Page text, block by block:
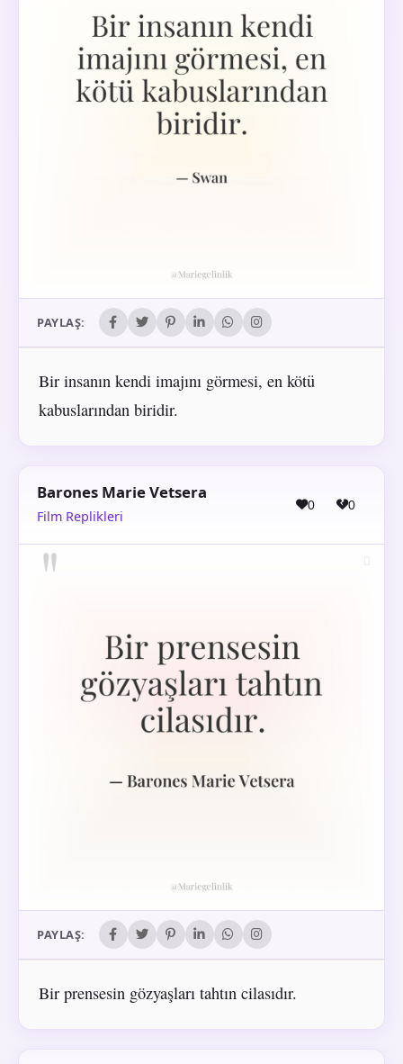
PAYLAŞ:
Bir insanın kendi imajını görmesi, en kötü
kabuslarından biridir.
Barones Marie Vetsera
Film Replikleri
0 0
PAYLAŞ:
Bir prensesin gözyaşları tahtın cilasıdır.